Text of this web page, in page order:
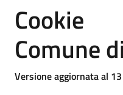
Comune
Versione aggiornata al